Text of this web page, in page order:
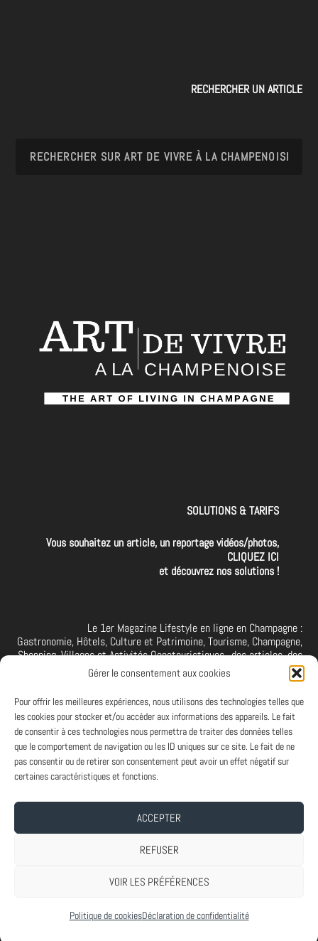
Gérer le consentement aux cookies
Pour offrir les meilleures expériences, nous utilisons des technologies telles que
les cookies pour stocker et/ou accéder aux informations des appareils. Le fait
de consentir à ces technologies nous permettra de traiter des données telles
que le comportement de navigation ou les ID uniques sur ce site. Le fait de ne
pas consentir ou de retirer son consentement peut avoir un effet négatif sur
certaines caractéristiques et fonctions.
ACCEPTER
REFUSER
VOIR LES PRÉFÉRENCES
Politique de cookiesDéclaration de confidentialité
RECHERCHER UN ARTICLE
SOLUTIONS & TARIFS
Vous souhaitez un article, un reportage vidéos/photos,
CLIQUEZ ICI
et découvrez nos solutions !
Le 1er Magazine Lifestyle en ligne en Champagne :
Gastronomie, Hôtels, Culture et Patrimoine, Tourisme, Champagne,
Shopping, Villages et Activités Oenotouristiques.. des articles, des
interviews, des vidéos et photos de la Champagne. A retrouver et à
suivre aussi sur facebook I X I Threads I YouTube I TikTok I
Instagram I Linkedin
PARTENAIRES
Et vous ? Vous souhaitez devenir Partenaire d'Art de Vivre à la
Champenoise, n'hésitez pas à nous contacter.
A PROPOS-ABONNEMENT NEWSLETTER-MENTIONS LEGALES